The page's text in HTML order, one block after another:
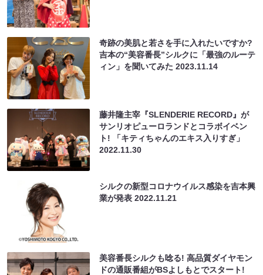
奇跡の美肌と若さを手に入れたいですか?
吉本の“美容番長”シルクに「最強のルーテ
ィン」を聞いてみた2023.11.14
藤井隆主宰『SLENDERIE RECORD』が
サンリオピューロランドとコラボイベン
ト! 「キティちゃんのエキス入りすぎ」
2022.11.30
シルクの新型コロナウイルス感染を吉本興
業が発表2022.11.21
美容番長シルクも唸る! 高品質ダイヤモン
ドの通販番組がBSよしもとでスタート!